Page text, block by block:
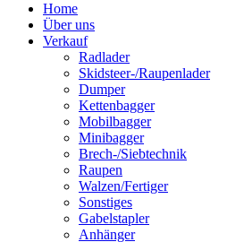
Home
Über uns
Verkauf
Radlader
Skidsteer-/Raupenlader
Dumper
Kettenbagger
Mobilbagger
Minibagger
Brech-/Siebtechnik
Raupen
Walzen/Fertiger
Sonstiges
Gabelstapler
Anhänger